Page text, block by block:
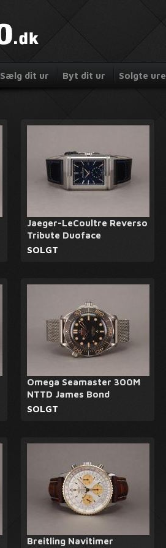
Sælg dit ur Byt dit ur Solgte ure
Jaeger-LeCoultre Reverso
Tribute Duoface
SOLGT
Omega Seamaster 300M
NTTD James Bond
SOLGT
Breitling Navitimer